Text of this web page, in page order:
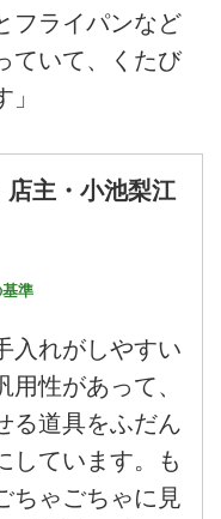
フライパンなど
ていて、くたび
店主・小池梨江
準
入れがしやすい
用性があって、
る道具をふだん
しています。も
ちゃごちゃに見